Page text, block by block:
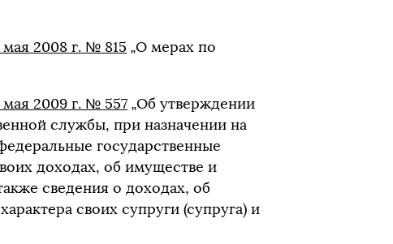
2008 г. № 815 „О мерах по
2009 г. № 557 „Об утверждении
службы, при назначении на
государственные
доходах, об имуществе и
сведения о доходах, об
своих супруги (супруга) и